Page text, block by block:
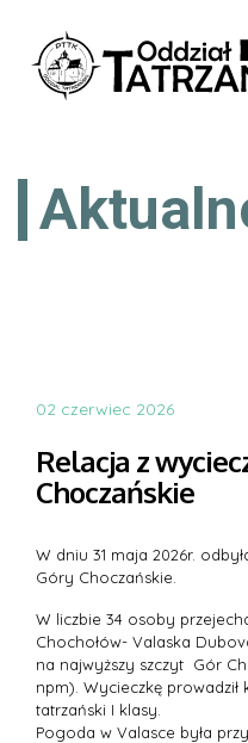
02 czerwiec 2026
Relacja z
Choczańskie
W dniu 31 maja 2026r.
Góry Choczańskie.
W liczbie 34 osoby
Chochołów- Valaska
na najwyższy szczyt Gór
npm). Wycieczkę
tatrzański I klasy.
Pogoda w Valasce była